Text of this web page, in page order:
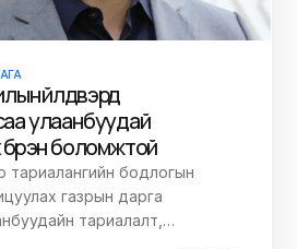
үйлдвэрүүд
улаанбуудай
боломжтой
бодлогын
газрын дарга
тариалалт,…